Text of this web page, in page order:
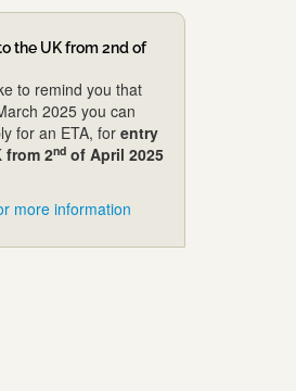
the UK from 2nd of
to remind you that
2025 you can
for an ETA, for entry
from 2ndof April 2025
more information